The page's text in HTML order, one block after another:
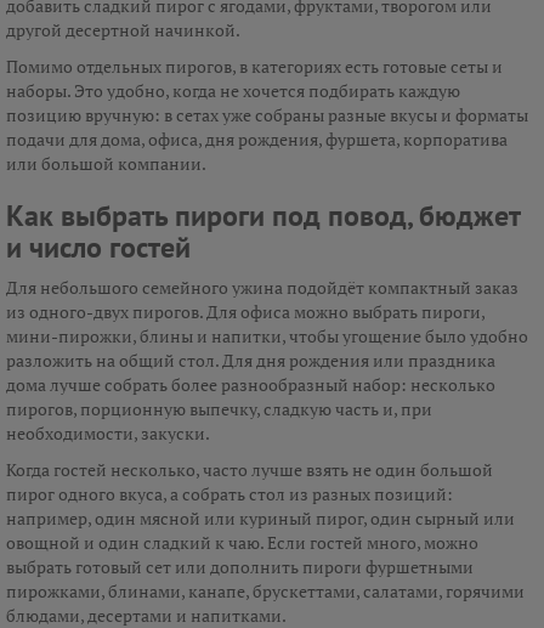
добавить сладкий пирог с ягодами, фруктами, творогом или
другой десертной начинкой.
Помимо отдельных пирогов, в категориях есть готовые сеты и
наборы. Это удобно, когда не хочется подбирать каждую
позицию вручную: в сетах уже собраны разные вкусы и форматы
подачи для дома, офиса, дня рождения, фуршета, корпоратива
или большой компании.
Как выбрать пироги под повод, бюджет
и число гостей
Для небольшого семейного ужина подойдёт компактный заказ
из одного-двух пирогов. Для офиса можно выбрать пироги,
мини-пирожки, блины и напитки, чтобы угощение было удобно
разложить на общий стол. Для дня рождения или праздника
дома лучше собрать более разнообразный набор: несколько
пирогов, порционную выпечку, сладкую часть и, при
необходимости, закуски.
Когда гостей несколько, часто лучше взять не один большой
пирог одного вкуса, а собрать стол из разных позиций:
например, один мясной или куриный пирог, один сырный или
овощной и один сладкий к чаю. Если гостей много, можно
выбрать готовый сет или дополнить пироги фуршетными
пирожками, блинами, канапе, брускеттами, салатами, горячими
блюдами, десертами и напитками.